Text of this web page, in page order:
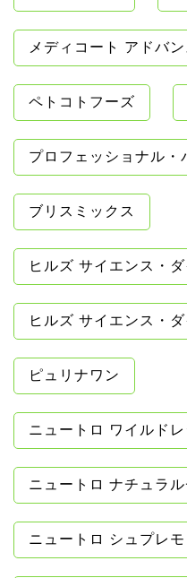
メディコート アドバン
ペトコトフーズ
プロフェッショナル・
ブリスミックス
ヒルズ サイエンス・
ヒルズ サイエンス・ダ
ピュリナワン
ニュートロ ワイルド
ニュートロ ナチュラ
ニュートロ シュプレモ